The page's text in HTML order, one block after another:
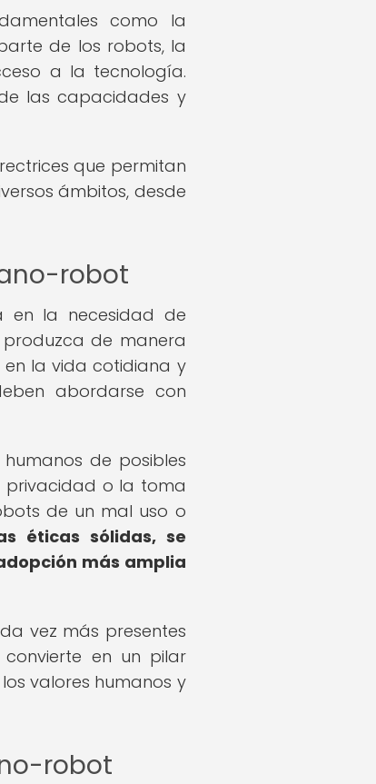
como la
de los robots, la
a la tecnología.
las capacidades y
que permitan
ámbitos, desde
robot
en la necesidad de
de manera
la vida cotidiana y
abordarse con
de posibles
privacidad o la toma
de un mal uso o
éticas sólidas, se
más amplia
vez más presentes
en un pilar
valores humanos y
robot